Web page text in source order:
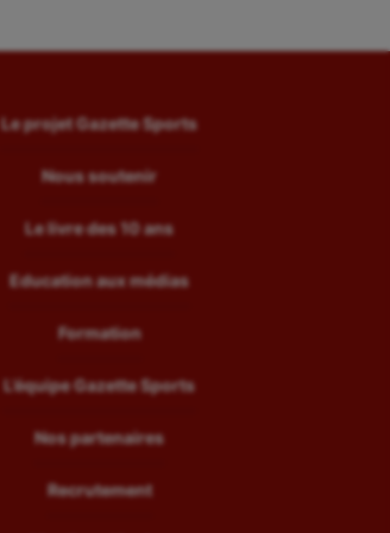
Le projet Gazette Sports
Nous soutenir
Le livre des 10 ans
Education aux médias
Formation
L’équipe Gazette Sports
Nos partenaires
Recrutement